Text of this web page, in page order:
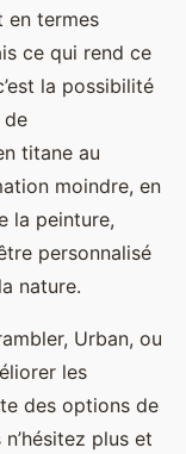
en termes
ce qui rend ce
la possibilité
de
titane au
moindre, en
la peinture,
personnalisé
nature.
Urban, ou
les
des options de
plus et